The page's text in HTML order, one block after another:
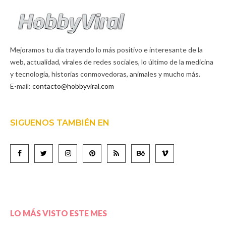
Mejoramos tu día trayendo lo más positivo e interesante de la
web, actualidad, virales de redes sociales, lo último de la medicina
y tecnología, historias conmovedoras, animales y mucho más.
E-mail: contacto@hobbyviral.com
SIGUENOS TAMBIÉN EN
LO MÁS VISTO ESTE MES